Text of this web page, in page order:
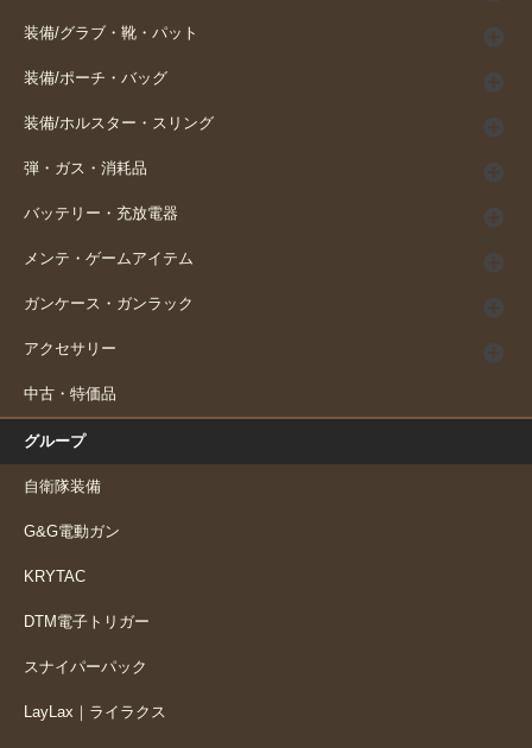
装備/グラブ・靴・パット
装備/ポーチ・バッグ
装備/ホルスター・スリング
弾・ガス・消耗品
バッテリー・充放電器
メンテ・ゲームアイテム
ガンケース・ガンラック
アクセサリー
中古・特価品
グループ
自衛隊装備
G&G電動ガン
KRYTAC
DTM電子トリガー
スナイパーパック
LayLax｜ライラクス